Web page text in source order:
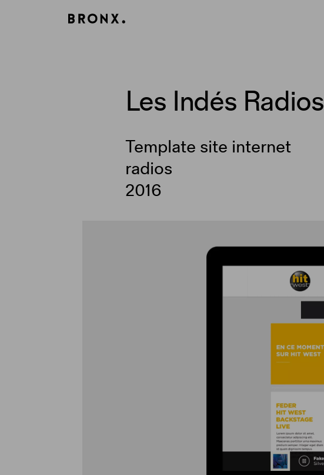
Les Indés Radios
Template site internet
radios
2016